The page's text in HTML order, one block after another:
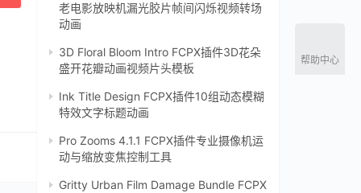
老电影放映机漏光胶片帧间闪烁视频转场
动画
3D Floral Bloom Intro FCPX插件3D花朵
盛开花瓣动画视频片头模板
Ink Title Design FCPX插件10组动态模糊
特效文字标题动画
Pro Zooms 4.1.1 FCPX插件专业摄像机运
动与缩放变焦控制工具
Gritty Urban Film Damage Bundle FCPX
帮助中心